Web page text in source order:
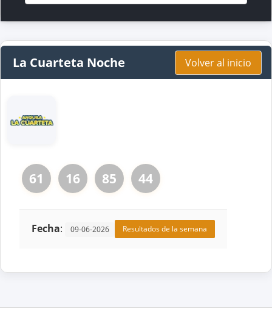
La Cuarteta Noche Volver al inicio
61 16 85 44
Fecha: 09-06-2026 Resultados de la semana